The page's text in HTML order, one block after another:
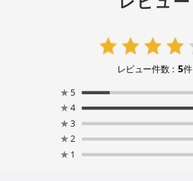
レビュー件数： 5件
★ 5
★4
★3
★ 2
★ 1